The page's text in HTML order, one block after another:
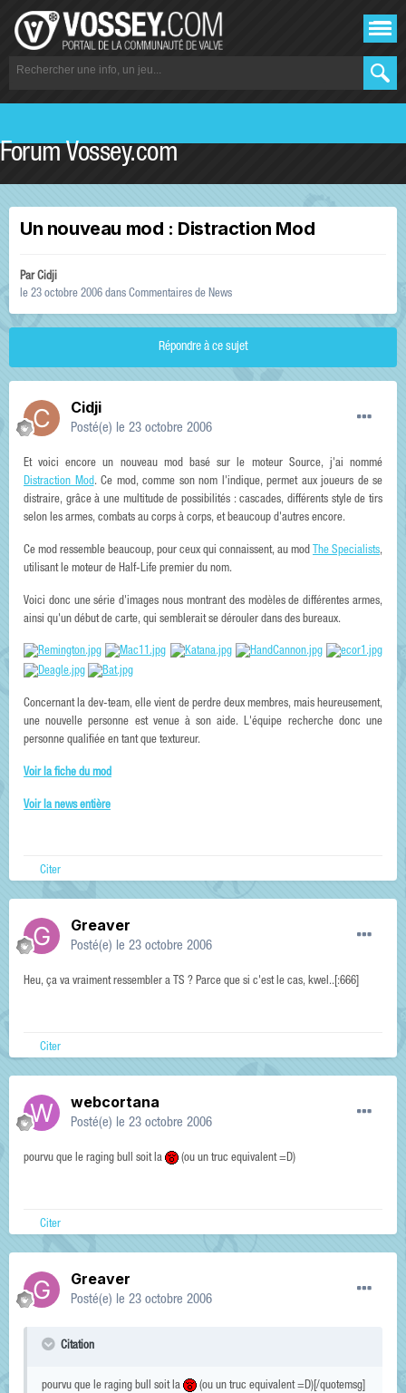
Forum Vossey.com
Un nouveau mod : Distraction Mod
ParCidji
le 23 octobre 2006 dans Commentaires de News
Répondre à ce sujet
Cidji
Posté(e) le 23 octobre 2006
Et voici encore un nouveau mod basé sur le moteur Source, j'ai nommé
Distraction Mod. Ce mod, comme son nom l'indique, permet aux joueurs de se
distraire, grâce à une multitude de possibilités : cascades, différents style de tirs
selon les armes, combats au corps à corps, et beaucoup d'autres encore.
Ce mod ressemble beaucoup, pour ceux qui connaissent, au mod The Specialists,
utilisant le moteur de Half-Life premier du nom.
Voici donc une série d'images nous montrant des modèles de différentes armes,
ainsi qu'un début de carte, qui semblerait se dérouler dans des bureaux.
Concernant la dev-team, elle vient de perdre deux membres, mais heureusement,
une nouvelle personne est venue à son aide. L'équipe recherche donc une
personne qualifiée en tant que textureur.
Voir la fiche du mod
Voir la news entière
Citer
Greaver
Posté(e) le 23 octobre 2006
Heu, ça va vraiment ressembler a TS ? Parce que si c'est le cas, kwel..[:666]
Citer
webcortana
Posté(e) le 23 octobre 2006
pourvu que le raging bull soit la (ou un truc equivalent =D)
Citer
Greaver
Posté(e) le 23 octobre 2006
Citation
pourvu que le raging bull soit la
(ou un truc equivalent =D)[/quotemsg]